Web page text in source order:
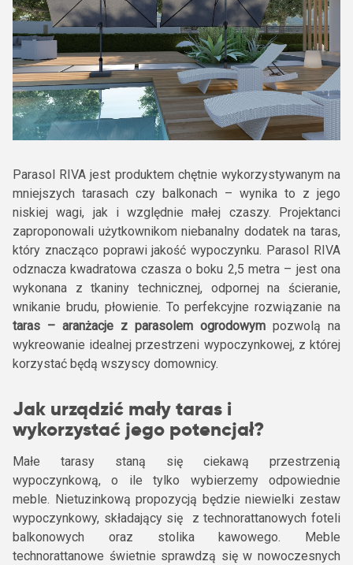
Parasol RIVA jest produktem chętnie wykorzystywanym na
mniejszych tarasach czy balkonach – wynika to z jego
niskiej wagi, jak i względnie małej czaszy. Projektanci
zaproponowali użytkownikom niebanalny dodatek na taras,
który znacząco poprawi jakość wypoczynku. Parasol RIVA
odznacza kwadratowa czasza o boku 2,5 metra – jest ona
wykonana z tkaniny technicznej, odpornej na ścieranie,
wnikanie brudu, płowienie. To perfekcyjne rozwiązanie na
taras – aranżacje z parasolem ogrodowym pozwolą na
wykreowanie idealnej przestrzeni wypoczynkowej, z której
korzystać będą wszyscy domownicy.
Jak urządzić mały taras i
wykorzystać jego potencjał?
Małe tarasy staną się ciekawą przestrzenią
wypoczynkową, o ile tylko wybierzemy odpowiednie
meble. Nietuzinkową propozycją będzie niewielki zestaw
wypoczynkowy, składający się z technorattanowych foteli
balkonowych oraz stolika kawowego. Meble
technorattanowe świetnie sprawdzą się w nowoczesnych